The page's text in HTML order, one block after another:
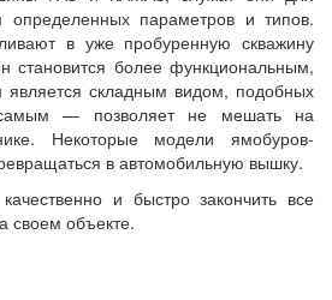
параметров и типов.
в уже пробуренную скважину
становится более функциональным,
складным видом, подобных
— позволяет не мешать на
Некоторые модели ямобуров-
в автомобильную вышку.
и быстро закончить все
своем объекте.